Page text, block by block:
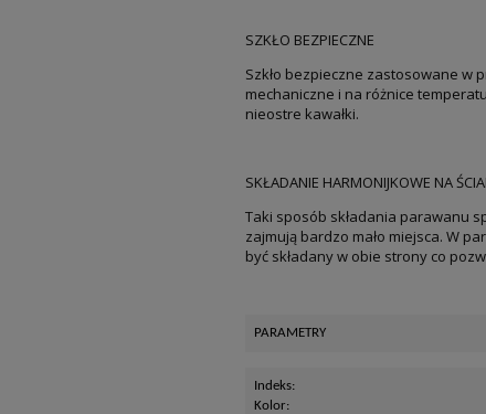
SZKŁO BEZPIECZNE
Szkło bezpieczne zastosowane w
mechaniczne i na różnice
nieostre kawałki.
SKŁADANIE HARMONIJKOWE NA
Taki sposób składania parawanu
zajmują bardzo mało miejsca. W
być składany w obie strony co
PARAMETRY
Indeks:
Kolor: